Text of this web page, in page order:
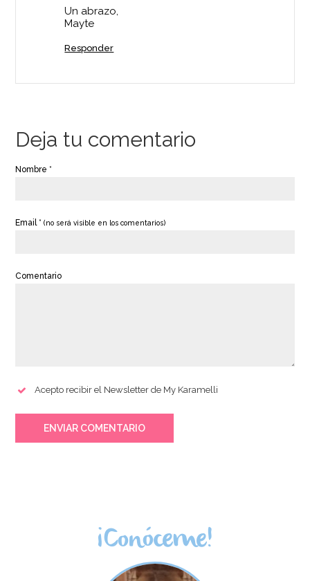
Un abrazo,
Mayte
Responder
Deja tu comentario
Nombre *
Email *(no será visible en los comentarios)
Comentario
Acepto recibir el Newsletter de My Karamelli
ENVIAR COMENTARIO
¡Conóceme!